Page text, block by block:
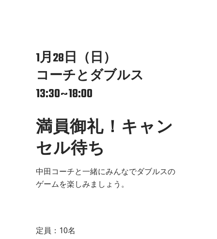
1月28日（日）
コーチとダブルス
13:30~18:00
満員御礼！キャン
セル待ち
中田コーチと一緒にみんなでダブルスの
ゲームを楽しみましょう。
定員：10名